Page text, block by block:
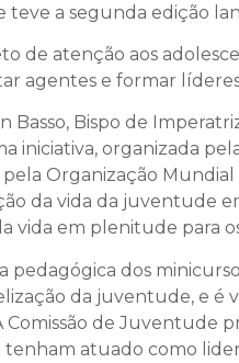
teve a segunda edição
de atenção aos
agentes e formar
Basso, Bispo de
iniciativa, organizada
Organização Mundial
da vida da juventude
vida em plenitude para
pedagógica dos
da juventude, e é
Comissão de Juventude
atuado como